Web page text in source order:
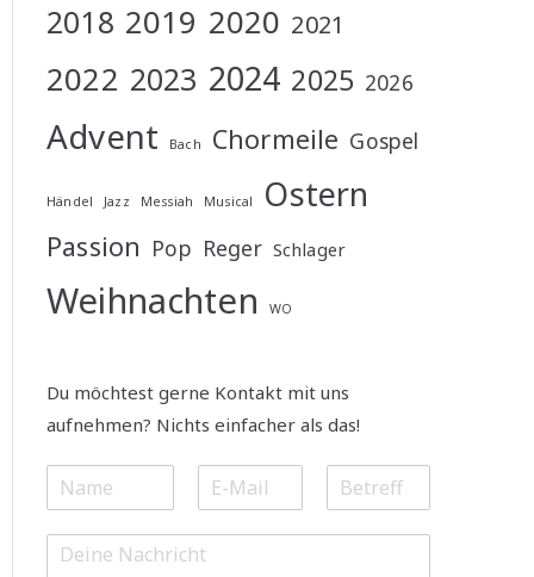
2018 2019 2020 2021
2022 2023 2024 2025 2026
Advent Bach Chormeile Gospel
Händel Jazz Messiah Musical Ostern
Passion Pop Reger Schlager
Weihnachten WO
Du möchtest gerne Kontakt mit uns
aufnehmen? Nichts einfacher als das!
N
E
m
i
l
S
M